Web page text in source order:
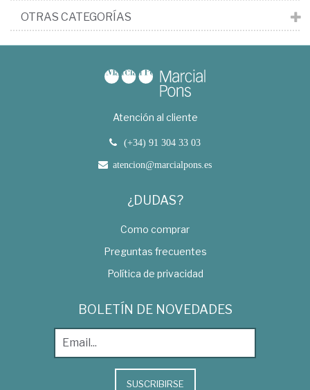
OTRAS CATEGORÍAS
Atención al cliente
(+34) 91 304 33 03
atencion@marcialpons.es
¿DUDAS?
Como comprar
Preguntas frecuentes
Política de privacidad
BOLETÍN DE NOVEDADES
SUSCRIBIRSE